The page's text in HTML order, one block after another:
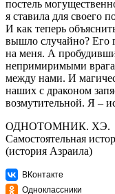
постель
я ставила для своего
И как теперь
вышло случайно? Его
на меня. А
непримиримыми
между нами. И
наших с драконом
возмутительной. Я –
ОДНОТОМНИК. ХЭ.
Самостоятельная
(история Азраила)
ВКонтакте
Одноклассники